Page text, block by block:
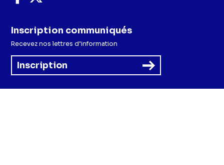
suivre
Facebook
X
Inscription communiqués
Recevez nos lettres d’information
Inscription